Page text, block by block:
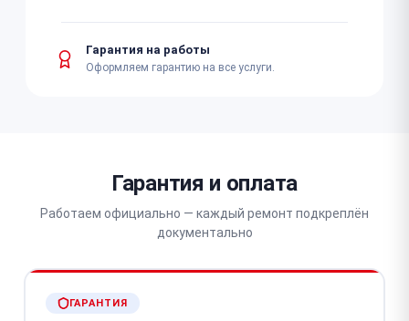
Гарантия на работы
Оформляем гарантию на все услуги.
Гарантия и оплата
Работаем официально — каждый ремонт подкреплён
документально
ГАРАНТИЯ